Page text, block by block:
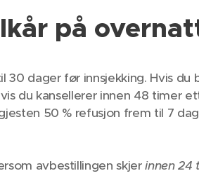
på
30 dager før innsjekking. Hvis
du kansellerer innen 48 timer
50 % refusjon frem til 7
avbestillingen skjerinnen 24